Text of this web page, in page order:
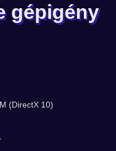
gépigény
(DirectX 10)